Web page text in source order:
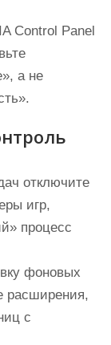
Control Panel
а не
отключите
игр,
процесс
фоновых
расширения,
с